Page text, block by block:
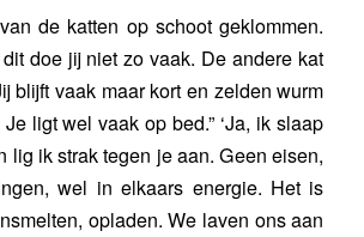
de katten op schoot geklommen.
doe jij niet zo vaak. De andere kat
blijft vaak maar kort en zelden wurm
ligt wel vaak op bed.” ‘Ja, ik slaap
lig ik strak tegen je aan. Geen eisen,
wel in elkaars energie. Het is
opladen. We laven ons aan